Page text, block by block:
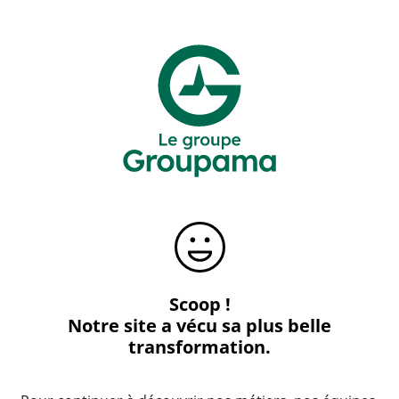
Scoop !
Notre site a vécu sa plus belle
transformation.